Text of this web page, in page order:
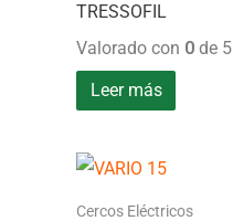
TRESSOFIL
Valorado con 0 de 5
Leer más
Cercos Eléctricos